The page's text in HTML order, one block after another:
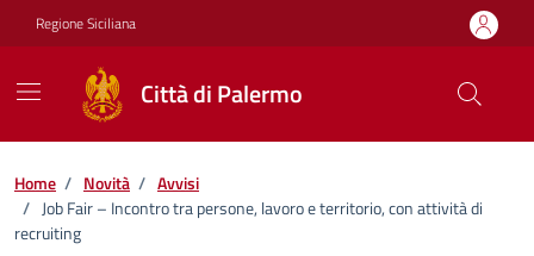
Vai ai contenuti
Vai al footer
Regione Siciliana
Città di Palermo
Home / Novità / Avvisi
/ Job Fair – Incontro tra persone, lavoro e territorio, con attività di
recruiting